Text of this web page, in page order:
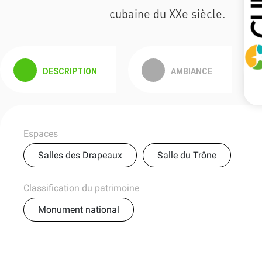
cubaine du XXe siècle.
DESCRIPTION AMBIANCE
Espaces
Salles des Drapeaux
Salle du Trône
Classification du patrimoine
Monument national